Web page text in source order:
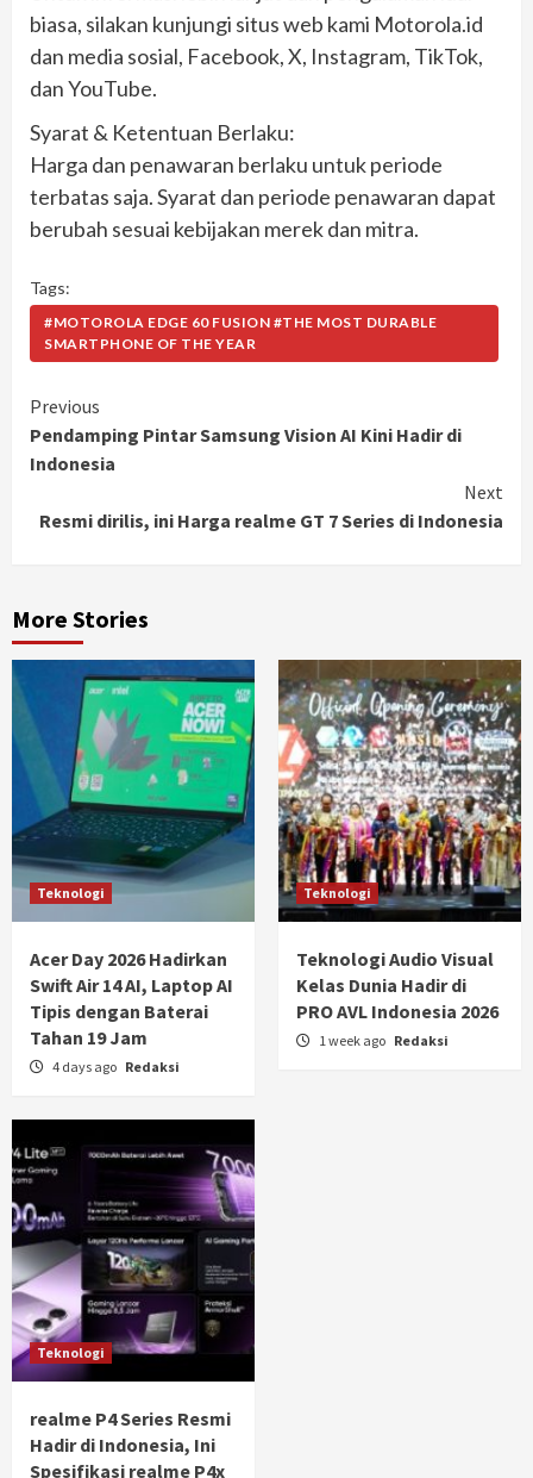
biasa, silakan kunjungi situs web kami Motorola.id
dan media sosial, Facebook, X, Instagram, TikTok,
dan YouTube.
Syarat & Ketentuan Berlaku:
Harga dan penawaran berlaku untuk periode
terbatas saja. Syarat dan periode penawaran dapat
berubah sesuai kebijakan merek dan mitra.
Tags:
#MOTOROLA EDGE 60 FUSION #THE MOST DURABLE
SMARTPHONE OF THE YEAR
Continue
Reading
Previous
Pendamping Pintar Samsung Vision AI Kini Hadir di
Indonesia
Next
Resmi dirilis, ini Harga realme GT 7 Series di Indonesia
More Stories
Teknologi
Acer Day 2026 Hadirkan
Swift Air 14 AI, Laptop AI
Tipis dengan Baterai
Tahan 19 Jam
4 days ago Redaksi
Teknologi
Teknologi Audio Visual
Kelas Dunia Hadir di
PRO AVL Indonesia 2026
1 week ago Redaksi
Teknologi
realme P4 Series Resmi
Hadir di Indonesia, Ini
Spesifikasi realme P4x